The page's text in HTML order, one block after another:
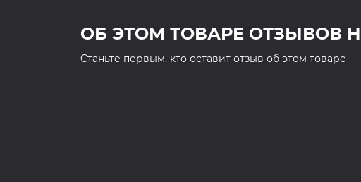
ОБ ЭТОМ ТОВАРЕ ОТЗЫВОВ
Cтаньте первым, кто оставит отзыв об этом товаре